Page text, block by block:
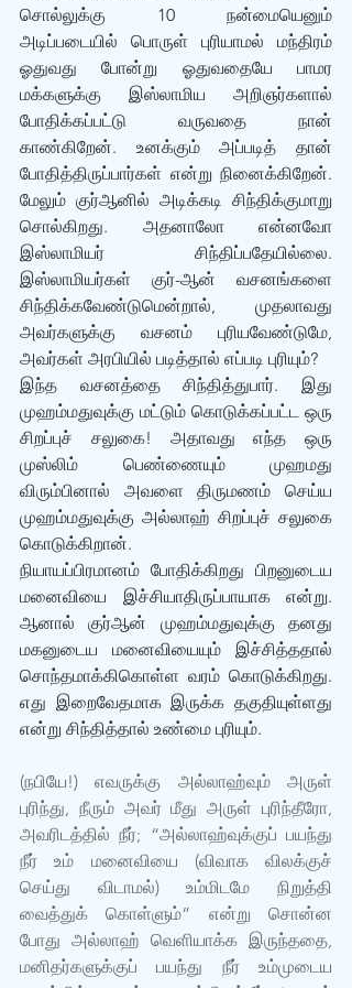
சொல்லுக்கு 10 நன்மையெனும்
அடிப்படையில் பொருள் புரியாமல் மந்திரம்
ஓதுவது போன்று ஓதுவதையே பாமர
மக்களுக்கு இஸ்லாமிய அறிஞர்களால்
போதிக்கப்பட்டு வருவதை நான்
காண்கிறேன். உனக்கும் அப்படித் தான்
போதித்திருப்பார்கள் என்று நினைக்கிறேன்.
மேலும் குர்ஆனில் அடிக்கடி சிந்திக்குமாறு
சொல்கிறது. அதனாலோ என்னவோ
இஸ்லாமியர் சிந்திப்பதேயில்லை.
இஸ்லாமியர்கள் குர்-ஆன் வசனங்களை
சிந்திக்கவேண்டுமென்றால், முதலாவது
அவர்களுக்கு வசனம் புரியவேண்டுமே,
அவர்கள் அரபியில் படித்தால் எப்படி புரியும்?
இந்த வசனத்தை சிந்தித்துபார். இது
முஹம்மதுவுக்கு மட்டும் கொடுக்கப்பட்ட ஒரு
சிறப்புச் சலுகை! அதாவது எந்த ஒரு
முஸ்லிம் பெண்ணையும் முஹமது
விரும்பினால் அவளை திருமணம் செய்ய
முஹம்மதுவுக்கு அல்லாஹ் சிறப்புச் சலுகை
கொடுக்கிறான்.
நியாயப்பிரமானம் போதிக்கிறது பிறனுடைய
மனைவியை இச்சியாதிருப்பாயாக என்று.
ஆனால் குர்ஆன் முஹம்மதுவுக்கு தனது
மகனுடைய மனைவியையும் இச்சித்ததால்
சொந்தமாக்கிகொள்ள வரம் கொடுக்கிறது.
எது இறைவேதமாக இருக்க தகுதியுள்ளது
என்று சிந்தித்தால் உண்மை புரியும்.
(நபியே!) எவருக்கு அல்லாஹ்வும் அருள்
புரிந்து, நீரும் அவர் மீது அருள் புரிந்தீரோ,
அவரிடத்தில் நீர்; “அல்லாஹ்வுக்குப் பயந்து
நீர் உம் மனைவியை (விவாக விலக்குச்
செய்து விடாமல்) உம்மிடமே நிறுத்தி
வைத்துக் கொள்ளும்” என்று சொன்ன
போது அல்லாஹ் வெளியாக்க இருந்ததை,
மனிதர்களுக்குப் பயந்து நீர் உம்முடைய